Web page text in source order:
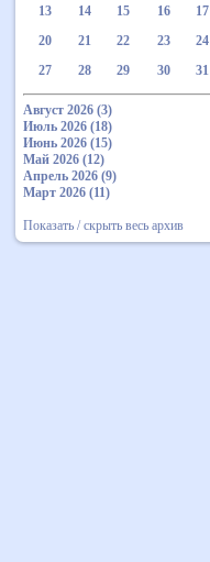
13
14 15 16 17
20
21 22 23 24
27
28 29 30 31
Август 2026 (3)
Июль 2026 (18)
Июнь 2026 (15)
Май 2026 (12)
Апрель 2026 (9)
Март 2026 (11)
Показать / скрыть весь архив